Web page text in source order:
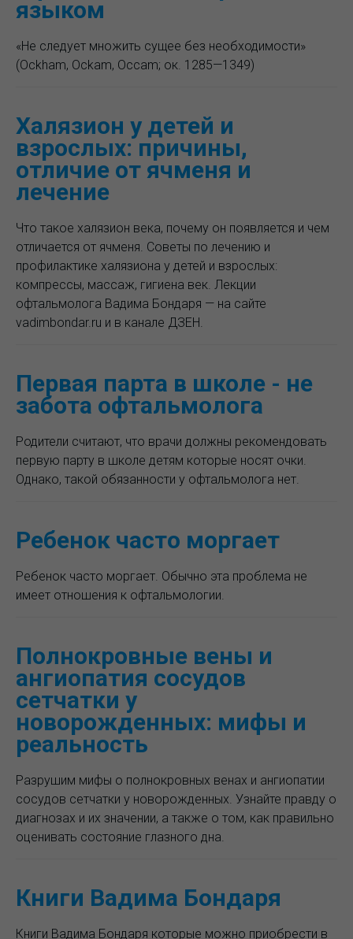
языком
«Не следует множить сущее без необходимости»
(Ockham, Ockam, Occam; ок. 1285—1349)
Халязион у детей и
взрослых: причины,
отличие от ячменя и
лечение
Что такое халязион века, почему он появляется и чем
отличается от ячменя. Советы по лечению и
профилактике халязиона у детей и взрослых:
компрессы, массаж, гигиена век. Лекции
офтальмолога Вадима Бондаря — на сайте
vadimbondar.ru и в канале ДЗЕН.
Первая парта в школе - не
забота офтальмолога
Родители считают, что врачи должны рекомендовать
первую парту в школе детям которые носят очки.
Однако, такой обязанности у офтальмолога нет.
Ребенок часто моргает
Ребенок часто моргает. Обычно эта проблема не
имеет отношения к офтальмологии.
Полнокровные вены и
ангиопатия сосудов
сетчатки у
новорожденных: мифы и
реальность
Разрушим мифы о полнокровных венах и ангиопатии
сосудов сетчатки у новорожденных. Узнайте правду о
диагнозах и их значении, а также о том, как правильно
оценивать состояние глазного дна.
Книги Вадима Бондаря
Книги Вадима Бондаря которые можно приобрести в